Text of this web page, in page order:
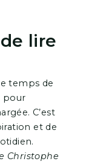
lire
temps de
pour
C’est
et de
Christophe